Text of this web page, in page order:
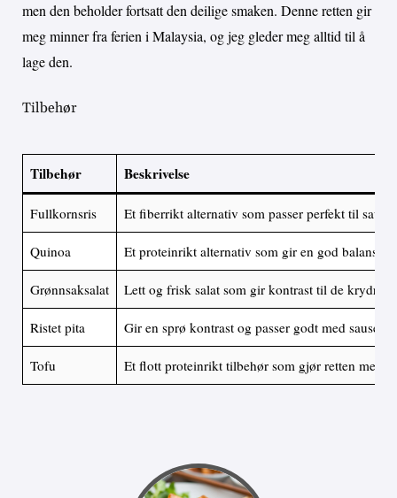
men den beholder fortsatt den deilige smaken. Denne retten gir
meg minner fra ferien i Malaysia, og jeg gleder meg alltid til å
lage den.
Tilbehør
Tilbehør Beskrivelse
Fullkornsris Et fiberrikt alternativ som passer perfekt til
Quinoa Et proteinrikt alternativ som gir en god balanse
Grønnsaksalat Lett og frisk salat som gir kontrast til de
Ristet pita Gir en sprø kontrast og passer godt med sausen.
Tofu Et flott proteinrikt tilbehør som gjør retten mer